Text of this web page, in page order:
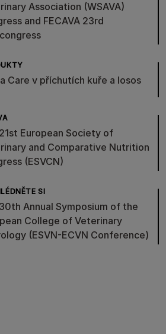
Association (WSAVA)
and FECAVA 23rd
Care v příchutích kuře a losos
European Society of
and Comparative Nutrition
(ESVCN)
SI
Annual Symposium of the
College of Veterinary
(ESVN-ECVN Conference)